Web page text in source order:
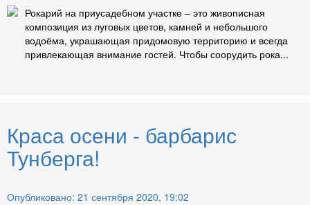
Рокарий на приусадебном участке – это живописная
композиция из луговых цветов, камней и небольшого
водоёма, украшающая придомовую территорию и всегда
привлекающая внимание гостей. Чтобы соорудить рока...
Краса осени - барбарис
Тунберга!
Опубликовано: 21 сентября 2020, 19:02